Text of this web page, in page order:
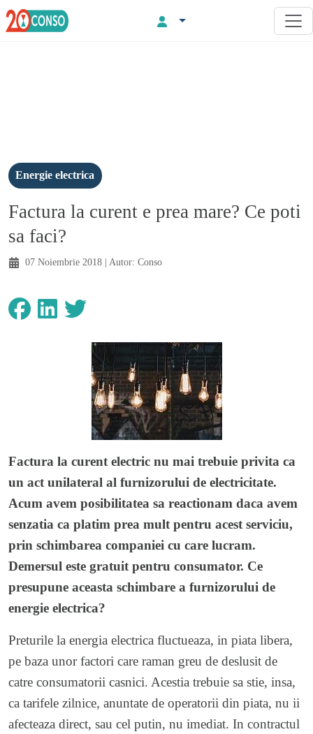
Energie electrica
Factura la curent e prea mare? Ce poti
sa faci?
07 Noiembrie 2018 | Autor: Conso
Factura la curent electric nu mai trebuie privita ca
un act unilateral al furnizorului de electricitate.
Acum avem posibilitatea sa reactionam daca avem
senzatia ca platim prea mult pentru acest serviciu,
prin schimbarea companiei cu care lucram.
Demersul este gratuit pentru consumator. Ce
presupune aceasta schimbare a furnizorului de
energie electrica?
Preturile la energia electrica fluctueaza, in piata libera,
pe baza unor factori care raman greu de deslusit de
catre consumatorii casnici. Acestia trebuie sa stie, insa,
ca tarifele zilnice, anuntate de operatorii din piata, nu ii
afecteaza direct, sau cel putin, nu imediat. In contractul